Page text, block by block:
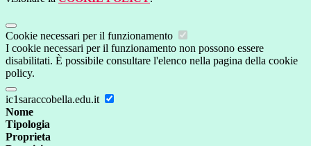
Cookie necessari per il funzionamento
I cookie necessari per il funzionamento non possono essere
disabilitati. È possibile consultare l'elenco nella pagina della cookie
policy.
ic1saraccobella.edu.it
Nome
Tipologia
Proprieta